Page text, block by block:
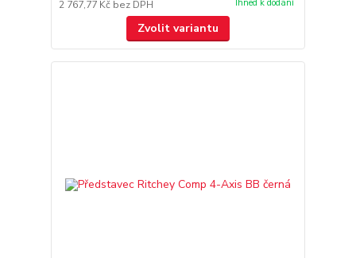
2 767,77 Kč bez DPH Ihned k dodání
Zvolit variantu